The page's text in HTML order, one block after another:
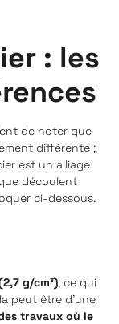
: les
de noter que
différente ;
est un alliage
découlent
ci-dessous.
g/cm³), ce qui
peut être d'une
travaux où le